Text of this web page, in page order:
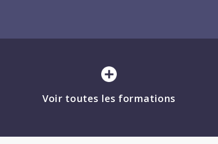
Voir toutes les formations